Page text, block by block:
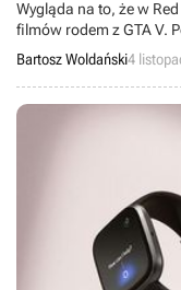
Wygląda na to, że w
filmów rodem z GTA V.
tworzenie
później podzielić się ze
Bartosz Woldański4